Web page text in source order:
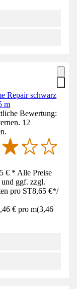
Repair schwarz
m
Bewertung:
12
€ * Alle Preise
ggf. zzgl.
pro ST8,65 €*/
€ pro m(3,46